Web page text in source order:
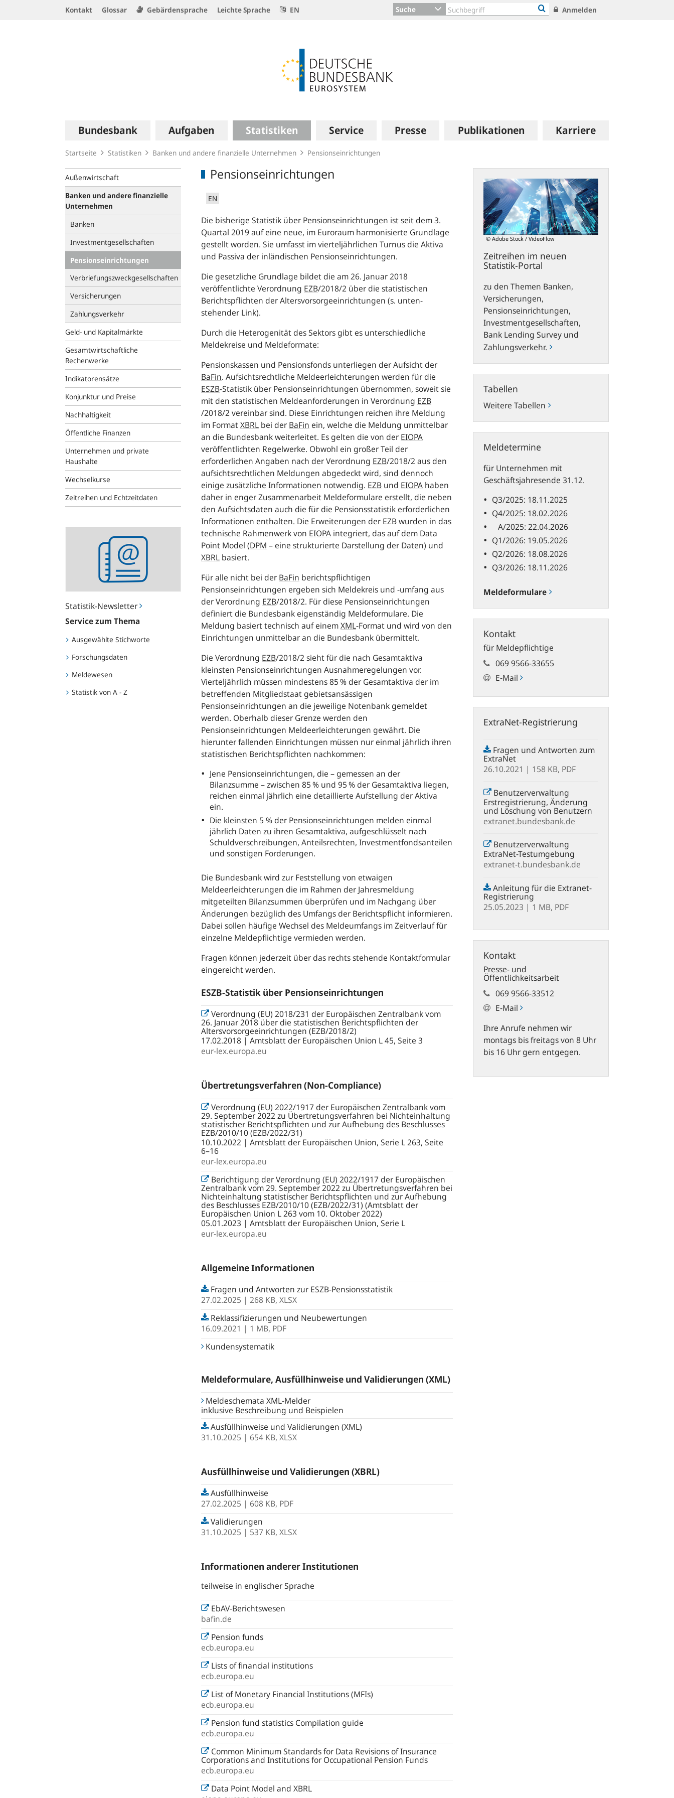
Kontakt Glossar Gebärdensprache Leichte Sprache EN Suche Anmelden
Hauptnavigation
Bundesbank Aufgaben Statistiken Service Presse Publikationen Karriere
Startseite Statistiken Banken und andere finanzielle Unternehmen Pensionseinrichtungen
Außenwirtschaft
Banken und andere finanzielle
Unternehmen
Banken
Investmentgesellschaften
Pensionseinrichtungen
Verbriefungszweckgesellschaften
Versicherungen
Zahlungsverkehr
Geld- und Kapitalmärkte
Gesamtwirtschaftliche
Rechenwerke
Indikatorensätze
Konjunktur und Preise
Nachhaltigkeit
Öffentliche Finanzen
Unternehmen und private
Haushalte
Wechselkurse
Zeitreihen und Echtzeitdaten
Statistik-Newsletter
Newsletter
Service zum Thema
Ausgewählte Stichworte
Forschungsdaten
Meldewesen
Statistik von A - Z
Pensionseinrichtungen
EN
Die bisherige Statistik über Pensionseinrichtungen ist seit dem 3.
Quartal 2019 auf eine neue, im Euroraum harmonisierte Grundlage
gestellt worden. Sie umfasst im vierteljährlichen Turnus die Aktiva
und Passiva der inländischen Pensionseinrichtungen.
Die gesetzliche Grundlage bildet die am 26. Januar 2018
veröffentlichte Verordnung EZB/2018/2 über die statistischen
Berichts­pflichten der Altersvorsorgeeinrichtungen (s. unten­
stehender Link).
Durch die Heterogenität des Sektors gibt es unterschiedliche
Meldekreise und Meldeformate:
Pensionskassen und Pensionsfonds unterliegen der Aufsicht der
BaFin. Aufsichtsrechtliche Meldeerleichterungen werden für die
ESZB-Statistik über Pensionseinrichtungen übernommen, soweit sie
mit den statistischen Meldeanforderungen in Verordnung EZB
/2018/2 vereinbar sind. Diese Einrichtungen reichen ihre Meldung
im FormatXBRL bei der BaFin ein, welche die Meldung unmittelbar
an die Bundesbank weiterleitet. Es gelten die von der EIOPA
veröffentlichten Regelwerke. Obwohl ein großer Teil der
erforderlichen Angaben nach der Verordnung EZB/2018/2 aus den
aufsichtsrechtlichen Meldungen abgedeckt wird, sind dennoch
einige zusätzliche Informationen notwendig. EZB und EIOPA haben
daher in enger Zusammenarbeit Meldeformulare erstellt, die neben
den Aufsichtsdaten auch die für die Pensionsstatistik erforderlichen
Informationen enthalten. Die Erweiterungen der EZBwurden in das
technische Rahmenwerk von EIOPA integriert, das auf dem Data
Point Model (DPM – eine strukturierte Darstellung der Daten) und
XBRL basiert.
Für alle nicht bei der BaFin berichtspflichtigen
Pensionseinrichtungen ergeben sich Mel­dekreis und ‑umfang aus
der Verordnung EZB/2018/2. Für diese Pensionseinrichtungen
definiert die Bundesbank eigenständig Meldeformulare. Die
Meldung basiert technisch auf einemXML-Format und wird von den
Einrichtungen unmittelbar an die Bundesbank übermittelt.
Die Verordnung EZB/2018/2 sieht für die nach Gesamtaktiva
kleinsten Pensionseinrichtungen Aus­nahmeregelungen vor.
Vierteljährlich müssen mindestens 85 % der Gesamtaktiva der im
betref­fenden Mitgliedstaat gebietsansässigen
Pensionseinrichtungen an die jeweilige Notenbank gemeldet
werden. Oberhalb dieser Grenze werden den
Pensionseinrichtungen Meldeerleichterungen gewährt. Die
hierunter fallenden Einrichtungen müssen nur einmal jährlich ihren
statistischen Berichts­pflichten nachkommen:
Jene Pensionseinrichtungen, die – gemessen an der
Bilanzsumme – zwischen 85 % und 95 % der Gesamtaktiva liegen,
reichen einmal jährlich eine detaillierte Aufstellung der Aktiva
ein.
Die kleinsten 5 % der Pensionseinrichtungen melden einmal
jährlich Daten zu ihren Gesamt­aktiva, aufgeschlüsselt nach
Schuldverschreibungen, Anteilsrechten, Investmentfondsantei­len
und sonstigen Forderungen.
Die Bundesbank wird zur Feststellung von etwaigen
Meldeerleichterungen die im Rahmen der Jahresmeldung
mitgeteilten Bilanzsummen überprüfen und im Nachgang über
Änderungen bezüglich des Umfangs der Berichtspflicht informieren.
Dabei sollen häufige Wechsel des Meldeumfangs im Zeitverlauf für
einzelne Meldepflichtige vermieden werden.
Fragen können jederzeit über das rechts stehende Kontaktformular
eingereicht werden.
ESZB-Statistik über Pensionseinrichtungen
Verordnung (EU) 2018/231 der Europäischen Zentralbank vom
26. Januar 2018 über die statistischen Berichtspflichten der
Altersvorsorgeeinrichtungen (EZB/2018/2)
17.02.2018 | Amtsblatt der Europäischen Union L 45, Seite 3
eur-lex.europa.eu
Übertretungsverfahren (Non-Compliance)
Verordnung (EU) 2022/1917 der Europäischen Zentralbank vom
29. September 2022 zu Übertretungsverfahren bei Nichteinhaltung
statistischer Berichtspflichten und zur Aufhebung des Beschlusses
EZB/2010/10 (EZB/2022/31)
10.10.2022 | Amtsblatt der Europäischen Union, Serie L 263, Seite
6–16
eur-lex.europa.eu
Berichtigung der Verordnung (EU) 2022/1917 der Europäischen
Zentralbank vom 29. September 2022 zu Übertretungsverfahren bei
Nichteinhaltung statistischer Berichtspflichten und zur Aufhebung
des Beschlusses EZB/2010/10 (EZB/2022/31) (Amtsblatt der
Europäischen Union L 263 vom 10. Oktober 2022)
05.01.2023 | Amtsblatt der Europäischen Union, Serie L
eur-lex.europa.eu
Allgemeine Informationen
Fragen und Antworten zur ESZB-Pensionsstatistik
27.02.2025 | 268 KB, XLSX
Reklassifizierungen und Neubewertungen
16.09.2021 | 1 MB, PDF
Kundensystematik
Meldeformulare, Ausfüllhinweise und Validierungen (XML)
Meldeschemata XML-Melder
inklusive Beschreibung und Beispielen
Ausfüllhinweise und Validierungen (XML)
31.10.2025 | 654 KB, XLSX
Ausfüllhinweise und Validierungen (XBRL)
Ausfüllhinweise
27.02.2025 | 608 KB, PDF
Validierungen
31.10.2025 | 537 KB, XLSX
Informationen anderer Institutionen
teilweise in englischer Sprache
EbAV-Berichtswesen
bafin.de
Pension funds
ecb.europa.eu
Lists of financial institutions
ecb.europa.eu
List of Monetary Financial Institutions (MFIs)
ecb.europa.eu
Pension fund statistics Compilation guide
ecb.europa.eu
Common Minimum Standards for Data Revisions of Insurance
Corporations and Institutions for Occupational Pension Funds
ecb.europa.eu
Data Point Model and XBRL
© Adobe Stock / VideoFlow
Zeitreihen im neuen
Statistik-Portal
zu den Themen Banken,
Versicherungen,
Pensionseinrichtungen,
Investmentgesellschaften,
Bank Lending Surveyund
Zahlungsverkehr.
neuen
Statistik-
Portal
Tabellen
Weitere Tabellen
Meldetermine
für Unternehmen mit
Geschäftsjahresende 31.12.
Q3/2025: 18.11.2025
Q4/2025: 18.02.2026
A/2025: 22.04.2026
Q1/2026: 19.05.2026
Q2/2026: 18.08.2026
Q3/2026: 18.11.2026
Meldeformulare
Kontakt
für Meldepflichtige
069 9566-33655
E-Mail
ExtraNet-Registrierung
Fragen und Antworten zum
ExtraNet
26.10.2021 | 158 KB, PDF
Benutzerverwaltung
Erstregistrierung, Änderung
und Löschung von Benutzern
extranet.bundesbank.de
Benutzerverwaltung
ExtraNet-Testumgebung
extranet-t.bundesbank.de
Anleitung für die Extranet-
Registrierung
25.05.2023 | 1 MB, PDF
Kontakt
Presse- und
Öffentlichkeitsarbeit
069 9566-33512
E-Mail
Ihre Anrufe nehmen wir
montags bis freitags von 8 Uhr
bis 16 Uhr gern entgegen.